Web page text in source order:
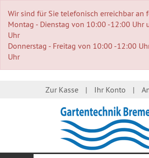
Wir sind für Sie telefonisch erreichbar an
Montag - Dienstag von 10:00 -12:00 Uhr
Uhr
Donnerstag - Freitag von 10:00 -12:00
Uhr
Zur Kasse Ihr Konto